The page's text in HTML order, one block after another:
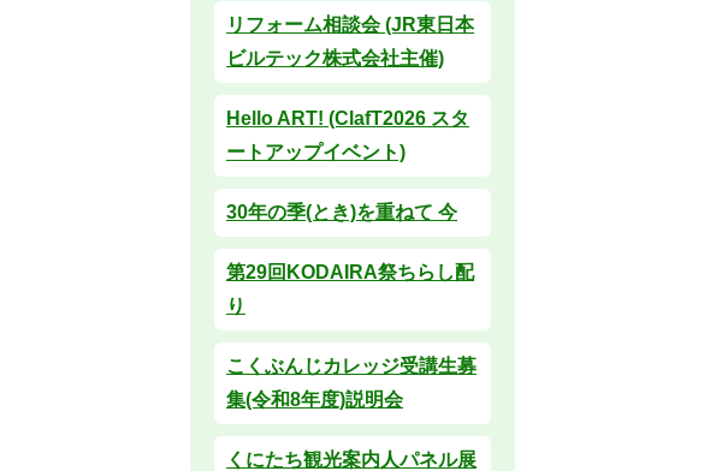
リフォーム相談会 (JR東日本
ビルテック株式会社主催)
Hello ART! (ClafT2026 スタ
ートアップイベント)
30年の季(とき)を重ねて 今
第29回KODAIRA祭ちらし配
り
こくぶんじカレッジ受講生募
集(令和8年度)説明会
くにたち観光案内人パネル展